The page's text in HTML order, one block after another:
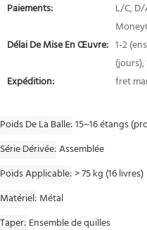
Paiements:
L/C,
Délai De Mise En Œuvre: 1-2
Expédition:
fret
Poids De La Balle 15~16 étangs
Série Dérivée Assemblée
Poids Applicable > 75 kg (16 livres)
Matériel Métal
Taper Ensemble de quilles